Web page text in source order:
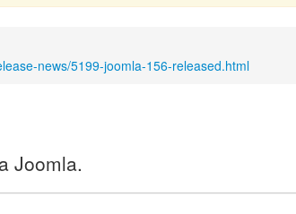
news/5199-joomla-156-released.html
Joomla.